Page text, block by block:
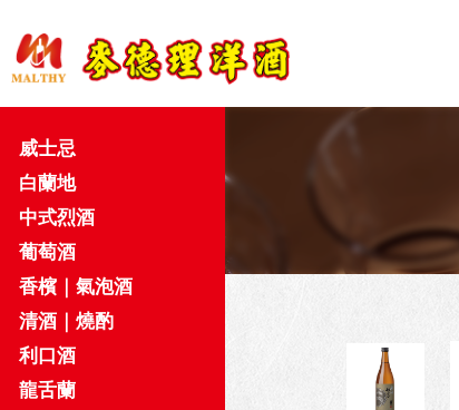
威士忌
白蘭地
中式烈酒
葡萄酒
香檳｜氣泡酒
清酒｜燒酌
利口酒
龍舌蘭